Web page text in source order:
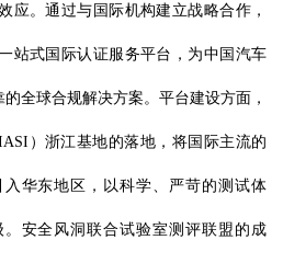
应。通过与国际机构建立战略合作，
站式国际认证服务平台，为中国汽车
全球合规解决方案。平台建设方面，
）浙江基地的落地，将国际主流的
华东地区，以科学、严苛的测试体
安全风洞联合试验室测评联盟的成